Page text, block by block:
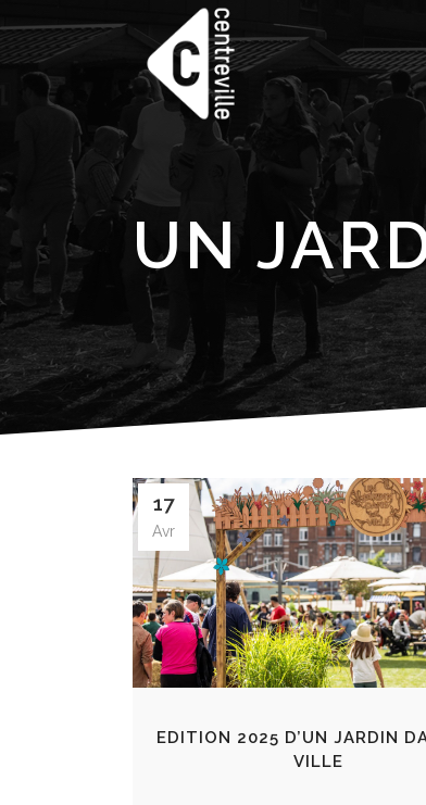
UN
17
Avr
EDITION 2025 D’UN JARDIN
VILLE